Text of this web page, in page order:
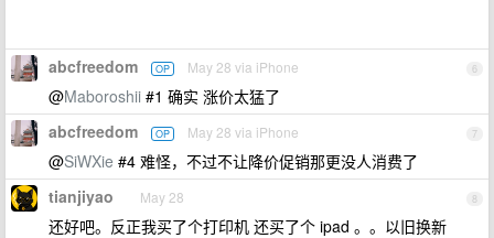
6
abcfreedom OP May 28 via iPhone
@Maboroshii #1 确实 涨价太猛了
7
abcfreedom OP May 28 via iPhone
@SiWXie #4 难怪，不过不让降价促销那更没人消费了
8
tianjiyao May 28
还好吧。反正我买了个打印机 还买了个 ipad 。。以旧换新